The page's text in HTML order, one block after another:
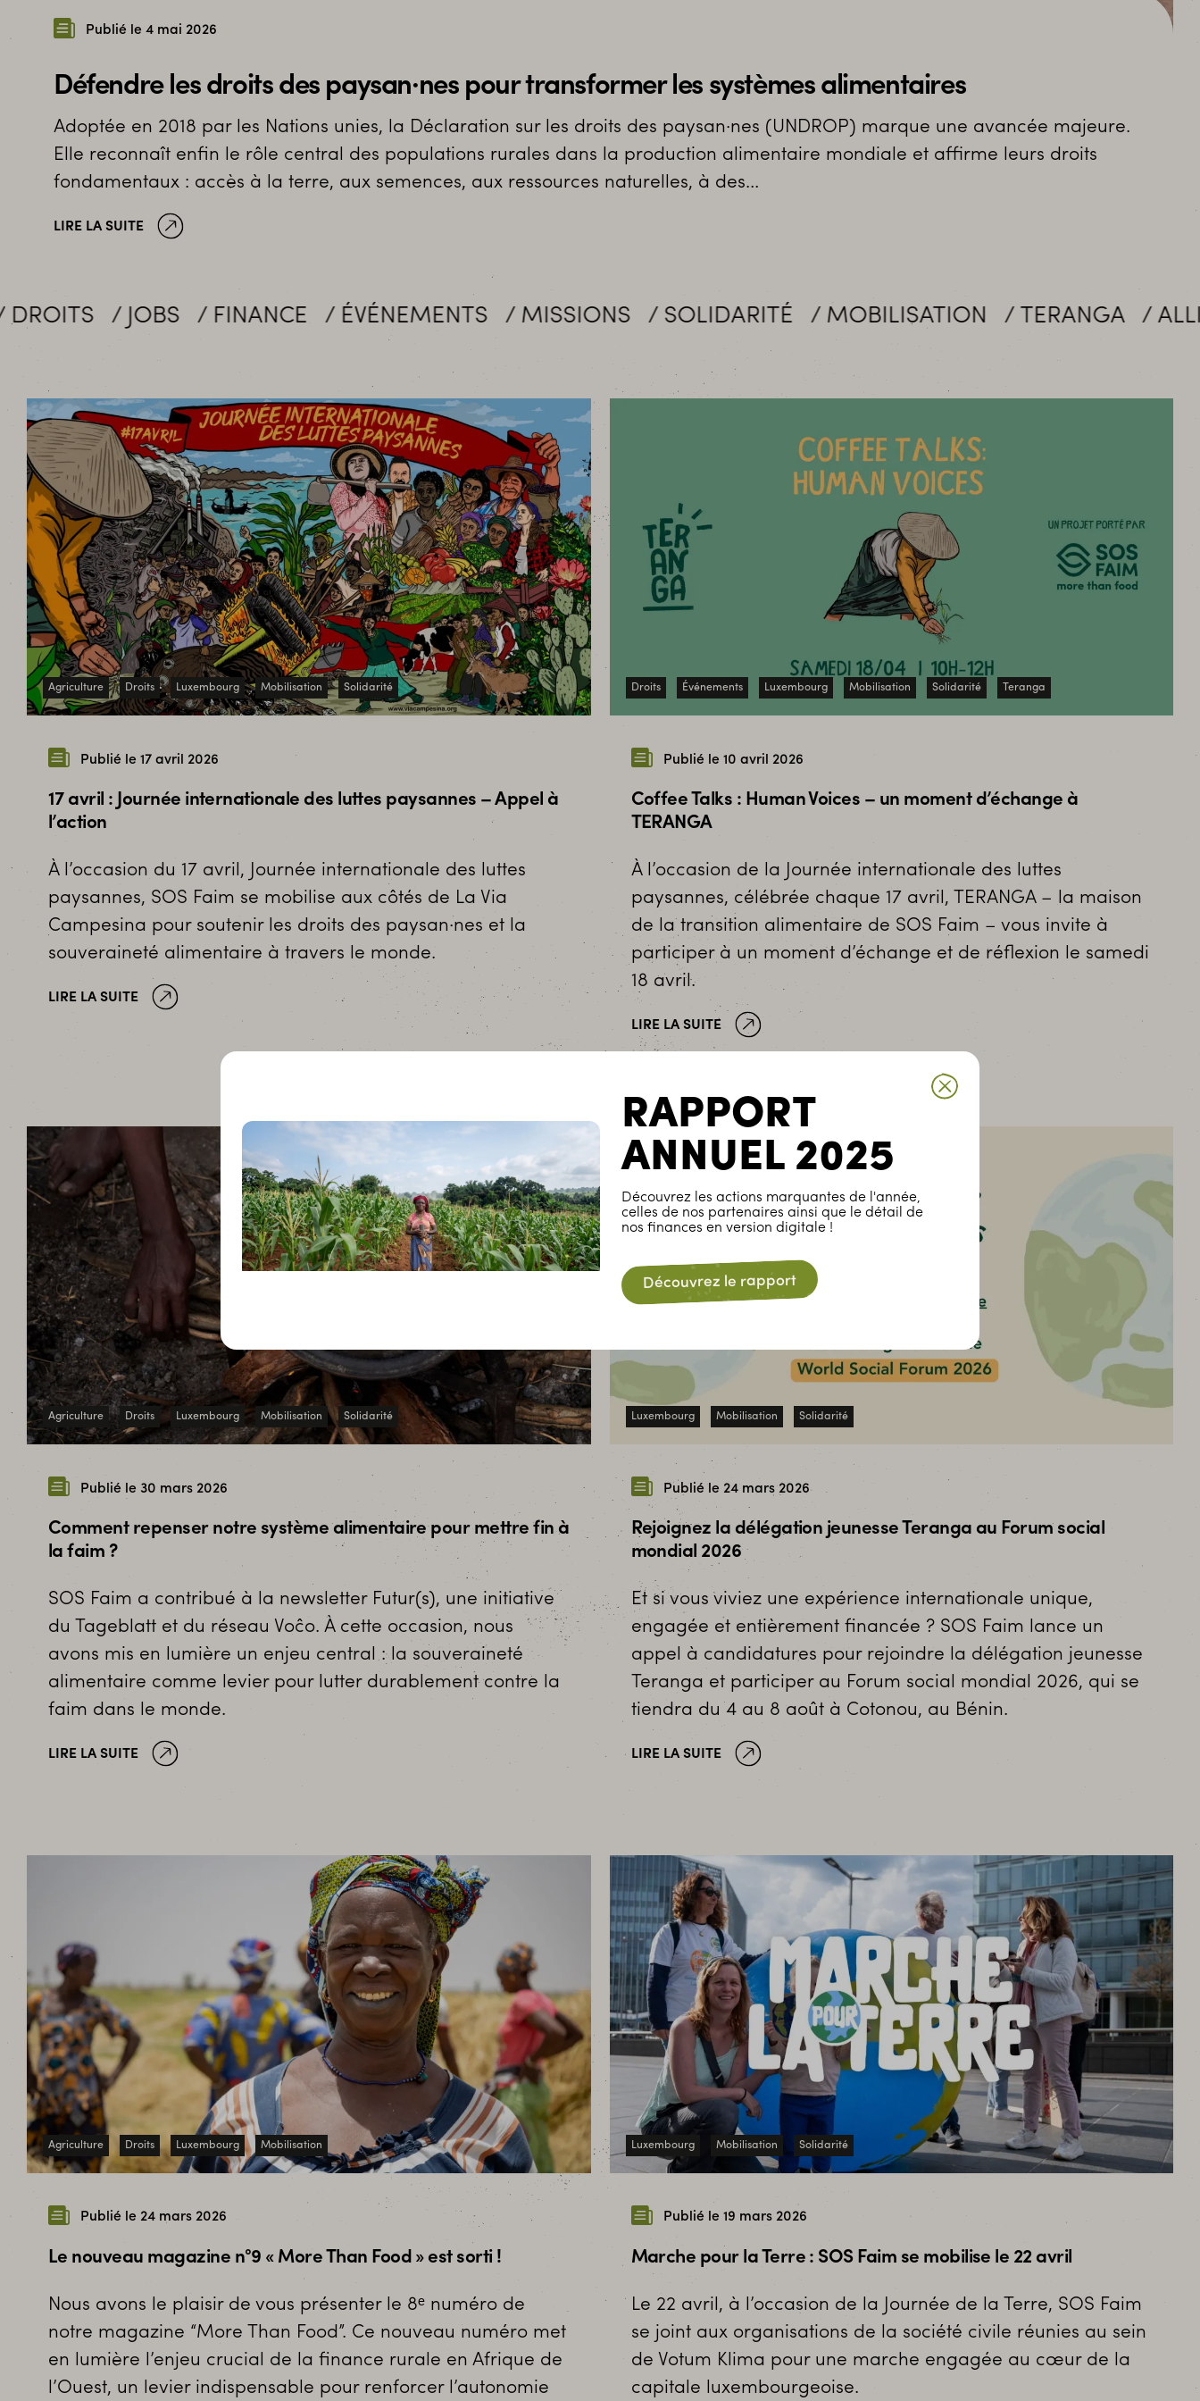
Publié le 4 mai 2026
Défendre les droits des paysan·nes pour transformer les systèmes alimentaires
Adoptée en 2018 par les Nations unies, la Déclaration sur les droits des paysan·nes (UNDROP) marque une avancée majeure.
Elle reconnaît enfin le rôle central des populations rurales dans la production alimentaire mondiale et affirme leurs droits
fondamentaux : accès à la terre, aux semences, aux ressources naturelles, à des…
LIRE LA SUITE
FINANCE ÉVÉNEMENTS MISSIONS SOLIDARITÉ MOBILISATION TERANGA ALLIANCES
Agriculture Droits Luxembourg Mobilisation Solidarité
Publié le 17 avril 2026
17 avril : Journée internationale des luttes paysannes – Appel à
l’action
À l’occasion du 17 avril, Journée internationale des luttes
paysannes, SOS Faim se mobilise aux côtés de La Via
Campesina pour soutenir les droits des paysan·nes et la
souveraineté alimentaire à travers le monde.
LIRE LA SUITE
Droits Événements Luxembourg Mobilisation Solidarité Teranga
Publié le 10 avril 2026
Coffee Talks : Human Voices – un moment d’échange à
TERANGA
À l’occasion de la Journée internationale des luttes
paysannes, célébrée chaque 17 avril, TERANGA – la maison
de la transition alimentaire de SOS Faim – vous invite à
participer à un moment d’échange et de réflexion le samedi
18 avril.
LIRE LA SUITE
Agriculture Droits Luxembourg Mobilisation Solidarité
Publié le 30 mars 2026
Comment repenser notre système alimentaire pour mettre fin à
la faim ?
SOS Faim a contribué à la newsletter Futur(s), une initiative
du Tageblatt et du réseau Voĉo. À cette occasion, nous
avons mis en lumière un enjeu central : la souveraineté
alimentaire comme levier pour lutter durablement contre la
faim dans le monde.
LIRE LA SUITE
Luxembourg Mobilisation Solidarité
Publié le 24 mars 2026
Rejoignez la délégation jeunesse Teranga au Forum social
mondial 2026
Et si vous viviez une expérience internationale unique,
engagée et entièrement financée ? SOS Faim lance un
appel à candidatures pour rejoindre la délégation jeunesse
Teranga et participer au Forum social mondial 2026, qui se
tiendra du 4 au 8 août à Cotonou, au Bénin.
LIRE LA SUITE
Agriculture Droits Luxembourg Mobilisation
Publié le 24 mars 2026
Le nouveau magazine n°9 « More Than Food » est sorti !
Nous avons le plaisir de vous présenter le 8ᵉ numéro de
notre magazine “More Than Food”. Ce nouveau numéro met
en lumière l’enjeu crucial de la finance rurale en Afrique de
l’Ouest, un levier indispensable pour renforcer l’autonomie
Luxembourg Mobilisation Solidarité
Publié le 19 mars 2026
Marche pour la Terre : SOS Faim se mobilise le 22 avril
Le 22 avril, à l’occasion de la Journée de la Terre, SOS Faim
se joint aux organisations de la société civile réunies au sein
de Votum Klima pour une marche engagée au cœur de la
capitale luxembourgeoise.
RAPPORT
ANNUEL 2025
Découvrez les actions marquantes de l'année,
celles de nos partenaires ainsi que le détail de
nos finances en version digitale !
Découvrez le rapport